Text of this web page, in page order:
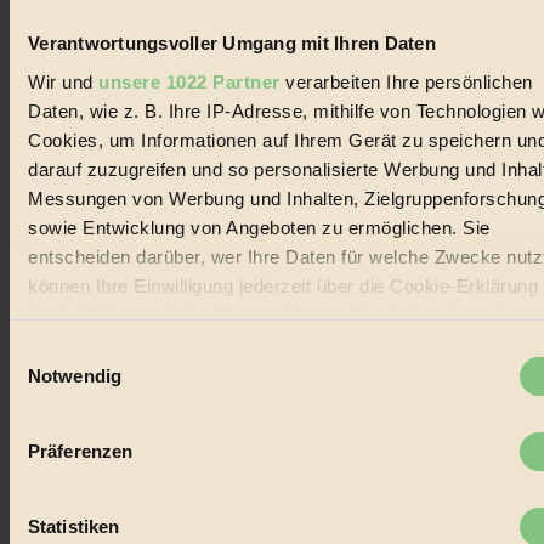
Verantwortungsvoller Umgang mit Ihren Daten
Wir und unsere 1022 Partner verarbeiten Ihre persönlichen
Daten, wie z. B. Ihre IP-Adresse, mithilfe von Technologien
Cookies, um Informationen auf Ihrem Gerät zu speichern
darauf zuzugreifen und so personalisierte Werbung und
Messungen von Werbung und Inhalten,
sowie Entwicklung von Angeboten zu ermöglichen. Sie
entscheiden darüber, wer Ihre Daten für welche Zwecke
können Ihre Einwilligung jederzeit über die Cookie-Erklärung
durch Klicken auf das Privacy Trigger Symbol ändern oder
Informationen über Ihre geografische Lage erfassen,
welche bis auf einige Meter genau sein können
Merkmalen (Fingerprinting) identifizieren
Notwendig
Präferenzen
Statistiken
Lebenswandel. Es ist eine moderne Plattform für Ideen, Menschen
und Produkte, ein Leitfaden im schnell wachsenden Markt des
Handels mit Bioprodukten, des Fair-Trade sowie der Branche
Social Media
22.601 Fans auf Facebook
3.415 Follower auf Twitter
Folge uns auf Instagram
Themen
Bio